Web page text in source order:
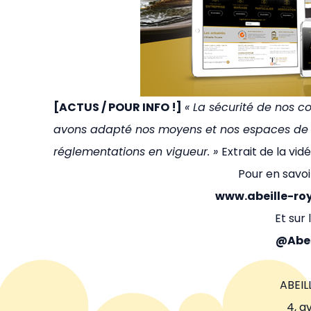
[ACTUS / POUR INFO !] « La sécurité de nos
avons adapté nos moyens et nos espaces
réglementations en vigueur. » Extrait de la
Pour en
www.abeille-
Et sur
4,